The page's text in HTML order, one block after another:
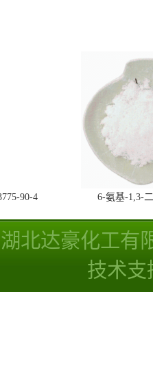
90-4 6-氨基-1,3-
湖北达豪化工有
技术